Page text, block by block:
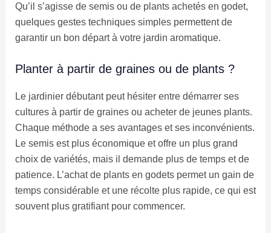
Qu’il s’agisse de semis ou de plants achetés en godet,
quelques gestes techniques simples permettent de
garantir un bon départ à votre jardin aromatique.
Planter à partir de graines ou de plants ?
Le jardinier débutant peut hésiter entre démarrer ses
cultures à partir de graines ou acheter de jeunes plants.
Chaque méthode a ses avantages et ses inconvénients.
Le semis est plus économique et offre un plus grand
choix de variétés, mais il demande plus de temps et de
patience. L’achat de plants en godets permet un gain de
temps considérable et une récolte plus rapide, ce qui est
souvent plus gratifiant pour commencer.